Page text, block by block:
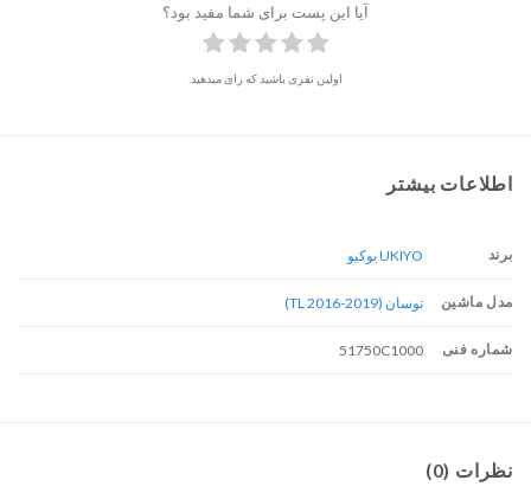
آیا این پست برای شما مفید بود؟
اولین نفری باشید که رای میدهید.
اطلاعات بیشتر
برند UKIYO یوکیو
مدل ماشین توسان (TL 2016-2019)
شماره فنی 51750C1000
نظرات (0)